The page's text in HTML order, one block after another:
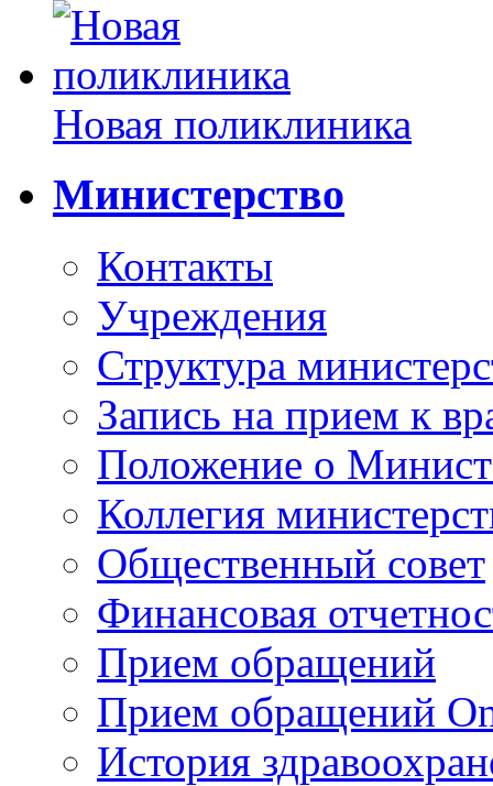
Новая поликлиника
Министерство
Контакты
Учреждения
Структура
Запись на прием к
Положение о
Коллегия
Общественный совет
Финансовая
Прием обращений
Прием обращений
История